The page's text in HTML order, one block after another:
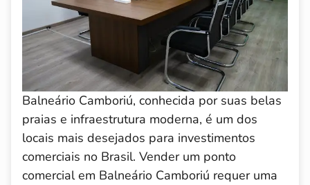
Balneário Camboriú, conhecida por suas belas
praias e infraestrutura moderna, é um dos
locais mais desejados para investimentos
comerciais no Brasil. Vender um ponto
comercial em Balneário Camboriú requer uma